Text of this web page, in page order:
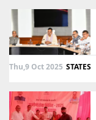
Thu,9 Oct 2025 STATES